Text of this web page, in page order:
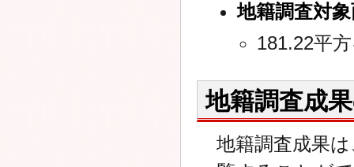
地籍調査対
181.22平
地籍調査成
地籍調査成果